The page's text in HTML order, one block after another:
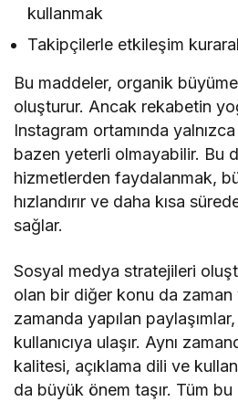
kullanmak
Takipçilerle etkileşim
Bu maddeler, organik
oluşturur. Ancak rekabetin
Instagram ortamında
bazen yeterli olmayabilir. Bu
hizmetlerden faydalanmak,
hızlandırır ve daha kısa
sağlar.
Sosyal medya stratejileri
olan bir diğer konu da
zamanda yapılan
kullanıcıya ulaşır. Aynı
kalitesi, açıklama dili ve
da büyük önem taşır. Tüm